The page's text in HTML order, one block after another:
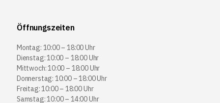
Öffnungszeiten
Montag: 10:00 – 18:00 Uhr
Dienstag: 10:00 – 18:00 Uhr
Mittwoch: 10:00 – 18:00 Uhr
Donnerstag: 10:00 – 18:00 Uhr
Freitag: 10:00 – 18:00 Uhr
Samstag: 10:00 – 14:00 Uhr